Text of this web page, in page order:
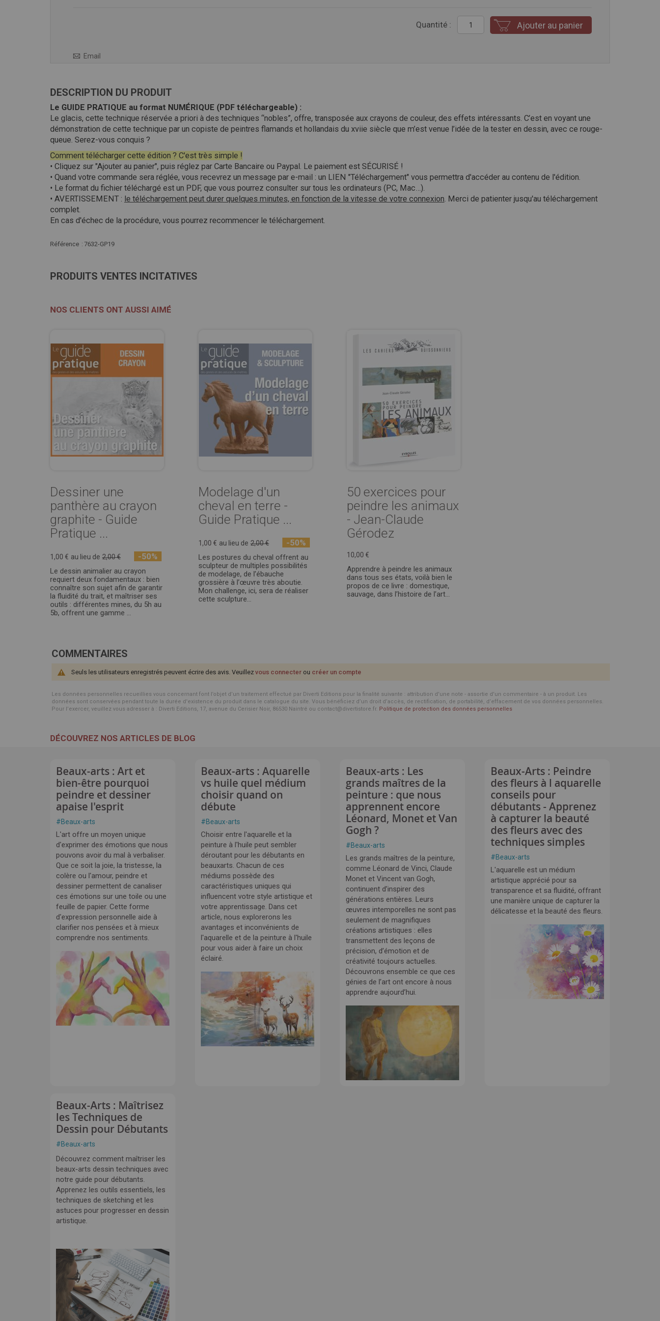
votre
Quantité : Ajouter au panier
Email
DESCRIPTION DU PRODUIT
Le GUIDE PRATIQUE au format NUMÉRIQUE (PDF téléchargeable) :
Le glacis, cette technique réservée a priori à des techniques “nobles”, offre, transposée aux crayons de couleur, des effets intéressants. C’est en voyant une
démonstration de cette technique par un copiste de peintres flamands et hollandais du xviie siècle que m’est venue l’idée de la tester en dessin, avec ce rouge-
queue. Serez-vous conquis ?
Comment télécharger cette édition ? C'est très simple !
• Cliquez sur "Ajouter au panier", puis réglez par Carte Bancaire ou Paypal. Le paiement est SÉCURISÉ !
• Quand votre commande sera réglée, vous recevrez un message par e-mail : un LIEN "Téléchargement" vous permettra d'accéder au contenu de l'édition.
• Le format du fichier téléchargé est un PDF, que vous pourrez consulter sur tous les ordinateurs (PC, Mac…).
• AVERTISSEMENT : le téléchargement peut durer quelques minutes, en fonction de la vitesse de votre connexion. Merci de patienter jusqu'au téléchargement
complet.
En cas d'échec de la procédure, vous pourrez recommencer le téléchargement.
Plus
Référence 7632-GP19
PRODUITS VENTES INCITATIVES
NOS CLIENTS ONT AUSSI AIMÉ
Dessiner une
panthère au crayon
graphite - Guide
Pratique ...
1,00 € au lieu de 2,00 € -50%
Le dessin animalier au crayon
requiert deux fondamentaux : bien
connaître son sujet afin de garantir
la fluidité du trait, et maîtriser ses
outils : différentes mines, du 5h au
5b, offrent une gamme ...
Modelage d'un
cheval en terre -
Guide Pratique ...
1,00 € au lieu de 2,00 € -50%
Les postures du cheval offrent au
sculpteur de multiples possibilités
de modelage, de l’ébauche
grossière à l’œuvre très aboutie.
Mon challenge, ici, sera de réaliser
cette sculpture...
50 exercices pour
peindre les animaux
- Jean-Claude
Gérodez
10,00 €
Apprendre à peindre les animaux
dans tous ses états, voilà bien le
propos de ce livre : domestique,
sauvage, dans l’histoire de l’art…
COMMENTAIRES
Seuls les utilisateurs enregistrés peuvent écrire des avis. Veuillez vous connecter ou créer un compte
Les données personnelles recueillies vous concernant font l’objet d’un traitement effectué par Diverti Editions pour la finalité suivante : attribution d'une note - assortie d'un commentaire - à un produit. Les
données sont conservées pendant toute la durée d'existence du produit dans le catalogue du site. Vous bénéficiez d’un droit d’accès, de rectification, de portabilité, d’effacement de vos données personnelles.
Pour l’exercer, veuillez vous adresser à : Diverti Editions, 17, avenue du Cerisier Noir, 86530 Naintré ou contact@divertistore.fr. Politique de protection des données personnelles
DÉCOUVREZ NOS ARTICLES DE BLOG
Beaux-arts : Art et
bien-être pourquoi
peindre et dessiner
apaise l'esprit
#Beaux-arts
L'art offre un moyen unique
d'exprimer des émotions que nous
pouvons avoir du mal à verbaliser.
Que ce soit la joie, la tristesse, la
colère ou l'amour, peindre et
dessiner permettent de canaliser
ces émotions sur une toile ou une
feuille de papier. Cette forme
d'expression personnelle aide à
clarifier nos pensées et à mieux
comprendre nos sentiments.
Beaux-arts : Aquarelle
vs huile quel médium
choisir quand on
débute
#Beaux-arts
Choisir entre l'aquarelle et la
peinture à l'huile peut sembler
déroutant pour les débutants en
beauxarts. Chacun de ces
médiums possède des
caractéristiques uniques qui
influencent votre style artistique et
votre apprentissage. Dans cet
article, nous explorerons les
avantages et inconvénients de
l'aquarelle et de la peinture à l'huile
pour vous aider à faire un choix
éclairé.
Beaux-arts : Les
grands maîtres de la
peinture : que nous
apprennent encore
Léonard, Monet et Van
Gogh ?
#Beaux-arts
Les grands maîtres de la peinture,
comme Léonard de Vinci, Claude
Monet et Vincent van Gogh,
continuent d’inspirer des
générations entières. Leurs
œuvres intemporelles ne sont pas
seulement de magnifiques
créations artistiques : elles
transmettent des leçons de
précision, d’émotion et de
créativité toujours actuelles.
Découvrons ensemble ce que ces
génies de l’art ont encore à nous
apprendre aujourd’hui.
Beaux-Arts : Peindre
des fleurs à l aquarelle
conseils pour
débutants - Apprenez
à capturer la beauté
des fleurs avec des
techniques simples
#Beaux-arts
L'aquarelle est un médium
artistique apprécié pour sa
transparence et sa fluidité, offrant
une manière unique de capturer la
délicatesse et la beauté des fleurs.
Beaux-Arts : Maîtrisez
les Techniques de
Dessin pour Débutants
#Beaux-arts
Découvrez comment maîtriser les
beaux-arts dessin techniques avec
notre guide pour débutants.
Apprenez les outils essentiels, les
techniques de sketching et les
astuces pour progresser en dessin
artistique.